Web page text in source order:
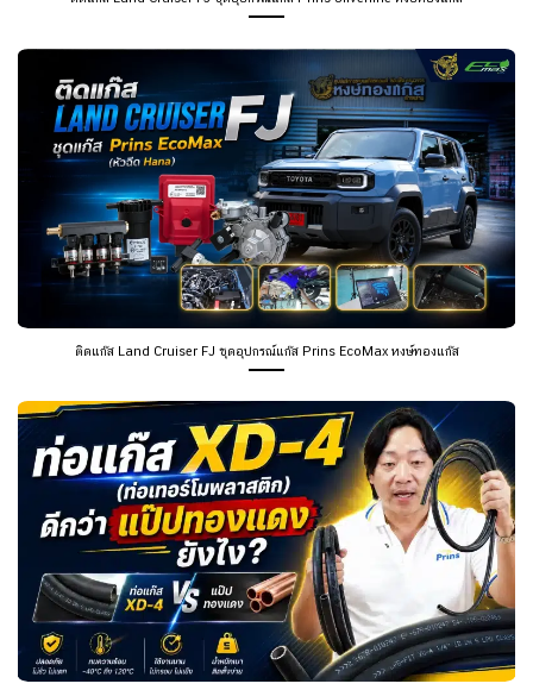
ติดแก๊ส Land Cruiser FJ ชุดอุปกรณ์แก๊ส Prins EcoMax หงษ์ทองแก๊ส